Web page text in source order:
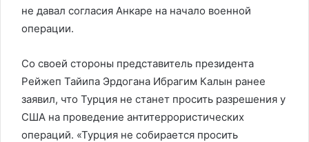
не давал согласия Анкаре на начало военной
операции.
Со своей стороны представитель президента
Рейжеп Тайипа Эрдогана Ибрагим Калын ранее
заявил, что Турция не станет просить разрешения у
США на проведение антитеррористических
операций. «Турция не собирается просить